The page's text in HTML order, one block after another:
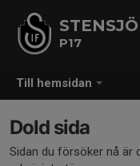
Till hemsidan
P17
Dold sida
Sidan du försöker nå är